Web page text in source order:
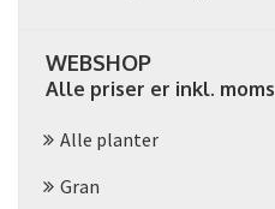
WEBSHOP
Alle priser er inkl. moms
Alle planter
Gran